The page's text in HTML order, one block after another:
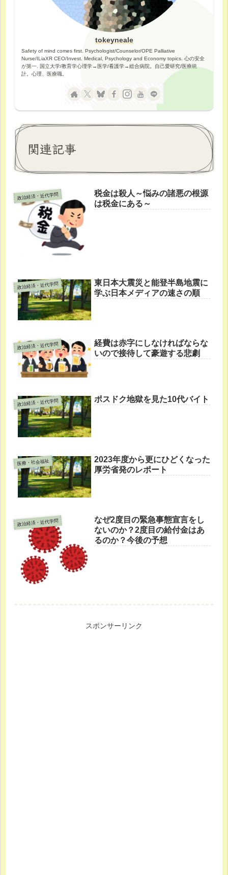
tokeyneale
Safety of mind comes first. Psychologist/Counselor/OPE Palliative
Nurse/ILiaXR CEO/Invest. Medical, Psychology and Economy topics. 心の安全
が第一. 国立大学/教育学心理学→医学/看護学→総合病院。自己愛研究/医療統
計。心理、医療職。
関連記事
政治経済・近代学問
税金は殺人～悩みの諸悪の根源
は税金にある～
政治経済・近代学問
東日本大震災と能登半島地震に
学ぶ日本メディアの速さの順
政治経済・近代学問
経費は赤字にしなければならな
いので接待して豪遊する悲劇
政治経済・近代学問 ポスドク地獄を見た10代バイト
医療・社会福祉
2023年度から更にひどくなった
厚労省発のレポート
政治経済・近代学問
なぜ2度目の緊急事態宣言をし
ないのか？2度目の給付金はあ
るのか？今後の予想
スポンサーリンク